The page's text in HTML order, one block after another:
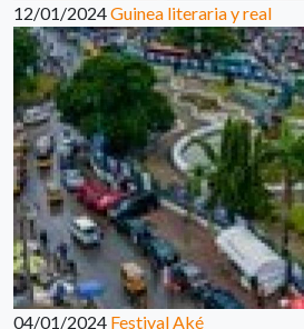
12/01/2024Guinea literaria y real
04/01/2024 Festival Aké